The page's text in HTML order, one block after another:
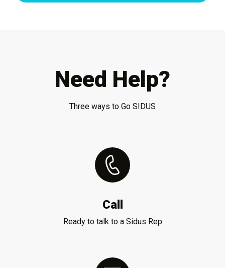
Need Help?
Three ways to Go SIDUS
Call
Ready to talk to a Sidus Rep